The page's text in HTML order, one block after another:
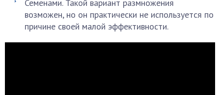
Семенами. Такой вариант размножения
возможен, но он практически не используется по
причине своей малой эффективности.